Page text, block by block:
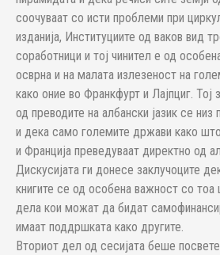
соочуваат со исти проблеми при
изданија, Институциите од ваков вид
соработници и тој чинител е од
осврна и на малата излезеност на
како оние во Франкфурт и Лајпциг.
од преводите на албански јазик се низ
и дека само големите држави како
и Франција преведуваат директно од
Дискусијата ги донесе заклучоците
книгите се од особена важност со тоа
дела кои можат да бидат
имаат поддршката како другите.
Вториот дел од сесијата беше